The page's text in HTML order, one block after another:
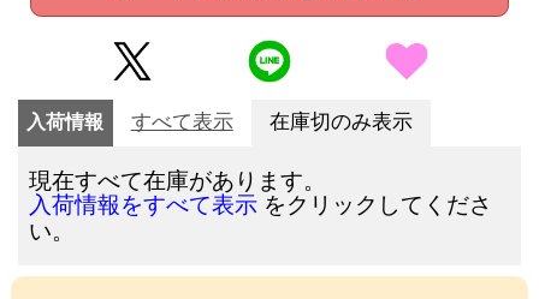
入荷情報 すべて表示 在庫切のみ表示
現在すべて在庫があります。
入荷情報をすべて表示 をクリックしてくださ
い。